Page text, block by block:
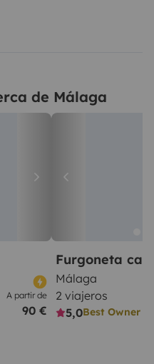
de Málaga
A partir de
90 €
Furgoneta
Málaga
2 viajeros
5,0Best Owner